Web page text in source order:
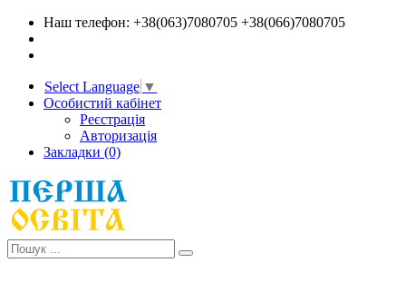
Наш телефон: +38(063)7080705 +38(066)7080705
Select Language ▼
Особистий кабінет
Реєстрація
Авторизація
Закладки (0)